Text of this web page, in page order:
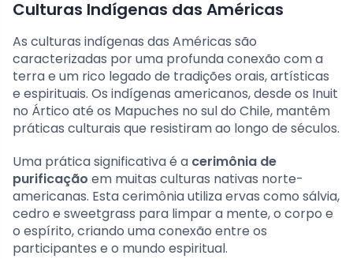
Culturas Indígenas das Américas
As culturas indígenas das Américas são
caracterizadas por uma profunda conexão com a
terra e um rico legado de tradições orais, artísticas
e espirituais. Os indígenas americanos, desde os Inuit
no Ártico até os Mapuches no sul do Chile, mantêm
práticas culturais que resistiram ao longo de séculos.
Uma prática significativa é a cerimônia de
purificação em muitas culturas nativas norte-
americanas. Esta cerimônia utiliza ervas como sálvia,
cedro e sweetgrass para limpar a mente, o corpo e
o espírito, criando uma conexão entre os
participantes e o mundo espiritual.